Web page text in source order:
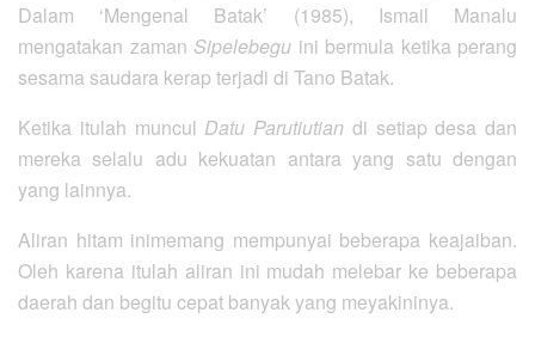
Dalam ‘Mengenal Batak’ (1985), Ismail Manalu
mengatakan zaman Sipelebegu ini bermula ketika perang
sesama saudara kerap terjadi di Tano Batak.
Ketika itulah muncul Datu Parutiutian di setiap desa dan
mereka selalu adu kekuatan antara yang satu dengan
yang lainnya.
Aliran hitam inimemang mempunyai beberapa keajaiban.
Oleh karena itulah aliran ini mudah melebar ke beberapa
daerah dan begitu cepat banyak yang meyakininya.